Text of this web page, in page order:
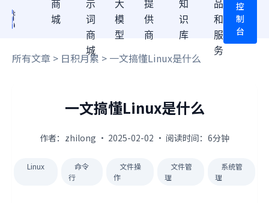
商
城
示
词
商
城
大
模
型
提
供
商
知
识
库
品
和
服
务
控
制
台
所有文章 > 日积月累 > 一文搞懂Linux是什么
一文搞懂Linux是什么
作者：zhilong · 2025-02-02 · 阅读时间：6分钟
Linux
命令
行
文件操
作
文件管
理
系统管
理